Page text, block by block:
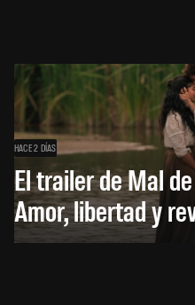
HACE 2 DÍAS
El trailer de Mal
Amor, libertad y